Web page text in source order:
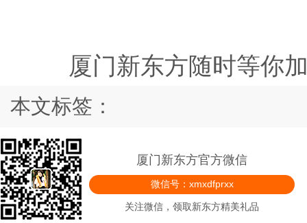
厦门新东方随时等你
本文标签：
厦门新东方官方微信
微信号：xmxdfprxx
关注微信，领取新东方精美礼品